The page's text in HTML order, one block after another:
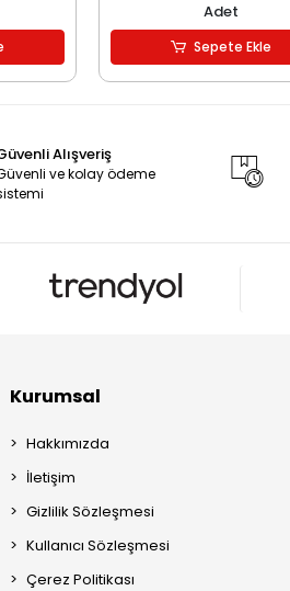
Adet
Sepete Ekle
Alışveriş
ve kolay ödeme
Kurumsal
Hakkımızda
İletişim
Gizlilik Sözleşmesi
Kullanıcı Sözleşmesi
Çerez Politikası